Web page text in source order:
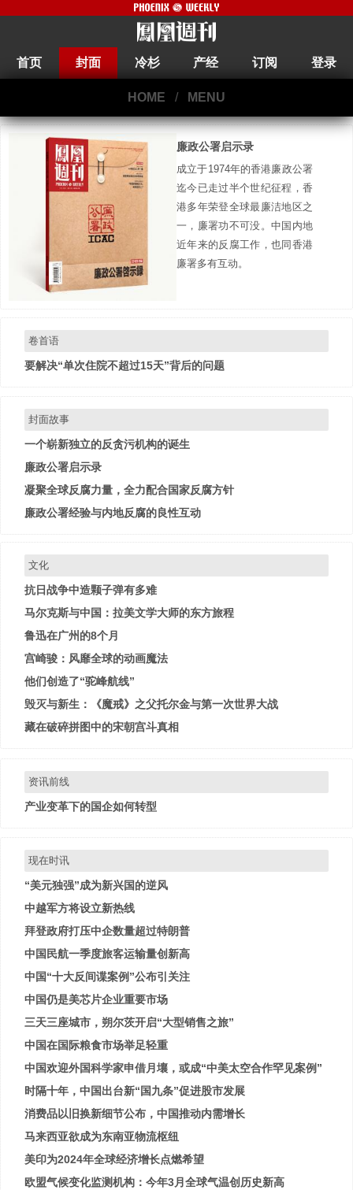
首页 封面 冷杉 产经 订阅 登录
HOME / MENU
廉政公署启示录
成立于1974年的香港廉政公署
迄今已走过半个世纪征程，香
港多年荣登全球最廉洁地区之
一，廉署功不可没。中国内地
近年来的反腐工作，也同香港
廉署多有互动。
卷首语
要解决“单次住院不超过15天”背后的问题
封面故事
一个崭新独立的反贪污机构的诞生
廉政公署启示录
凝聚全球反腐力量，全力配合国家反腐方针
廉政公署经验与内地反腐的良性互动
文化
抗日战争中造颗子弹有多难
马尔克斯与中国：拉美文学大师的东方旅程
鲁迅在广州的8个月
宫崎骏：风靡全球的动画魔法
他们创造了“驼峰航线”
毁灭与新生：《魔戒》之父托尔金与第一次世界大战
藏在破碎拼图中的宋朝宫斗真相
资讯前线
产业变革下的国企如何转型
现在时讯
“美元独强”成为新兴国的逆风
中越军方将设立新热线
拜登政府打压中企数量超过特朗普
中国民航一季度旅客运输量创新高
中国“十大反间谍案例”公布引关注
中国仍是美芯片企业重要市场
三天三座城市，朔尔茨开启“大型销售之旅”
中国在国际粮食市场举足轻重
中国欢迎外国科学家申借月壤，或成“中美太空合作罕见案例”
时隔十年，中国出台新“国九条”促进股市发展
消费品以旧换新细节公布，中国推动内需增长
马来西亚欲成为东南亚物流枢纽
美印为2024年全球经济增长点燃希望
欧盟气候变化监测机构：今年3月全球气温创历史新高